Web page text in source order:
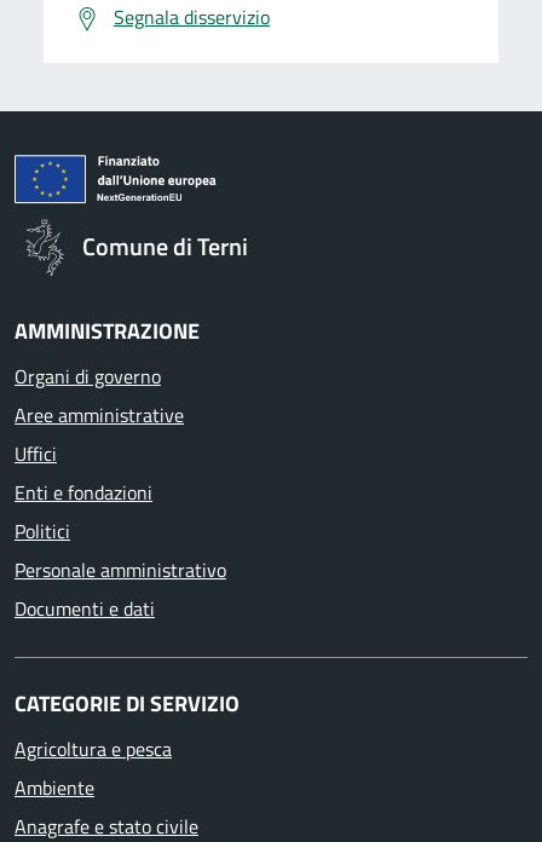
Segnala disservizio
Comune di Terni
AMMINISTRAZIONE
Organi di governo
Aree amministrative
Uffici
Enti e fondazioni
Politici
Personale amministrativo
Documenti e dati
CATEGORIE DI SERVIZIO
Agricoltura e pesca
Ambiente
Anagrafe e stato civile